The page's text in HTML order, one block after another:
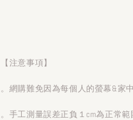
【注意事項】
。網購難免因為每個人的螢幕&家
。手工測量誤差正負１cm為正常範